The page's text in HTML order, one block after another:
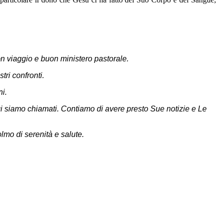
viaggio e buon ministero pastorale.
confronti.
chiamati. Contiamo di avere presto Sue notizie e Le
di serenità e salute.